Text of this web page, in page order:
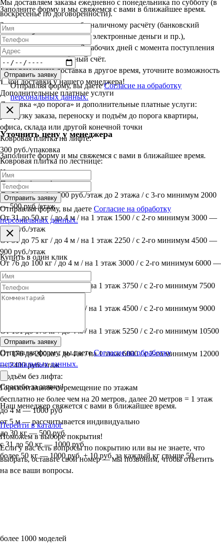
Мы доставляем заказы ежедневно с понедельника по субботу (в
воскресенье по договорённости).
Заказы, оплаченные по безналичному расчёту (банковский
перевод, банковская карта, электронные деньги и пр.),
доставляются в срок до 3 рабочих дней с момента поступления
оплаты на наш расчётный счёт.
Если вам нужна доставка в другое время, уточните возможность
такой доставки у нашего менеджера!
Дополнительные платные услуги
Доставка «до порога» и дополнительные платные услуги:
разгрузку заказа, переноску и подъём до порога квартиры,
офиса, склада или другой конечной точки
Ковровая плитка на лифте:
300 руб./упаковка
Ковровая плитка по лестнице:
Индивидуально
Подъём без лифта:
До 30 кг / до 4 м 300 руб./этаж до 2 этажа / с 3-го минимум 2000
— 500 руб./этаж
От 31 до 50 кг / до 4 м / на 1 этаж 1500 / с 2-го минимум 3000 —
600 руб./этаж
От 51 до 75 кг / до 4 м / на 1 этаж 2250 / с 2-го минимум 4500 —
900 руб./этаж
От 76 до 100 кг / до 4 м / на 1 этаж 3000 / с 2-го минимум 6000 —
1200 руб./этаж
От 101 до 125 кг / до 4 м / на 1 этаж 3750 / с 2-го минимум 7500
— 1500 руб./этаж
От 126 до 150 кг / до 4 м / на 1 этаж 4500 / с 2-го минимум 9000
От 151 до 175 кг / до 4 м / на 1 этаж 5250 / с 2-го минимум 10500
— 2100 руб./этаж
От 176 до 200 кг / до 4 м / на 1 этаж 6000 / с 2-го минимум 12000
— 2400 руб./этаж
Подъём без лифта:
Горизонтальное перемещение по этажам
бесплатно не более чем на 20 метров, далее 20 метров = 1 этаж
до 4 м — 1000 руб
от 5 м — рассчитывается индивидуально
до 30 кг — 500 руб.
с 31 до 50 кг — 1000 руб.
более 50 кг — 1000 руб. + 10 руб. за каждый кг свыше 50
Заполните форму и мы свяжемся с вами в ближайшее время.
Отправить заявку
Отправляя форму, вы даетеСогласие на обработку
персональных данных.
Уточнить цену у менеджера
Заполните форму и мы свяжемся с вами в ближайшее время.
Отправить заявку
Отправляя форму, вы даете Согласие на обработку
персональных данных.
Купить в один клик
Отправить заявку
Отправляя форму, вы даетеСогласие на обработку
персональных данных.
Спасибо за заявку!
Наш менеджер свяжется с вами в ближайшее время.
Перейти в каталог
Поможем в выборе покрытия!
Если у вас есть вопросы по покрытию или вы не знаете, что
выбрать, оставьте свой номер — мы позвоним, чтобы ответить
на все ваши вопросы.
более 1000 моделей